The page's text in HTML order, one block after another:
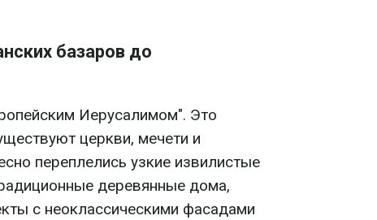
базаров до
Иерусалимом". Это
церкви, мечети и
переплелись узкие извилистые
деревянные дома,
с неоклассическими фасадами